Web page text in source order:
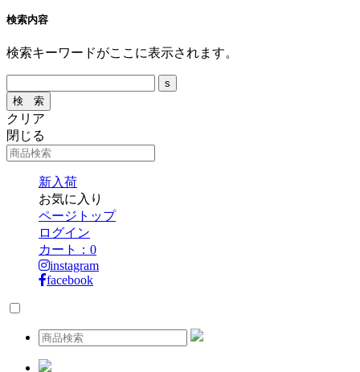
検索内容
検索キーワードがここに表示されます。
クリア
閉じる
新入荷
お気に入り
ページトップ
ログイン
カート： 0
instagram
facebook